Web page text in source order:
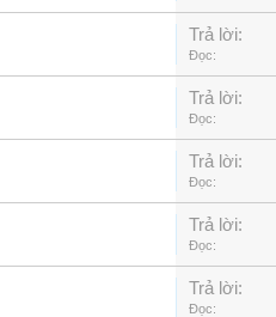
Trả lời:
Đọc:
Trả lời:
Đọc:
Trả lời:
Đọc:
Trả lời:
Đọc:
Trả lời:
Đọc: